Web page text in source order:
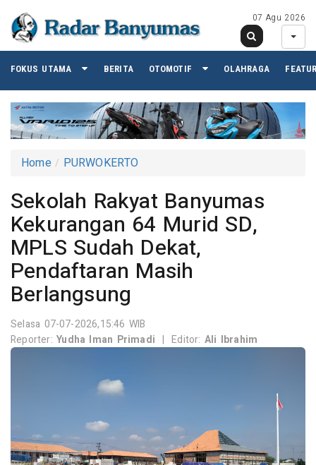
07 Agu 2026
FOKUS UTAMA BERITA OTOMOTIF OLAHRAGA
Home PURWOKERTO
Sekolah Rakyat Banyumas
Kekurangan 64 Murid SD,
MPLS Sudah Dekat,
Pendaftaran Masih
Berlangsung
Selasa 07-07-2026,15:46 WIB
Reporter:Yudha Iman Primadi | Editor: Ali Ibrahim